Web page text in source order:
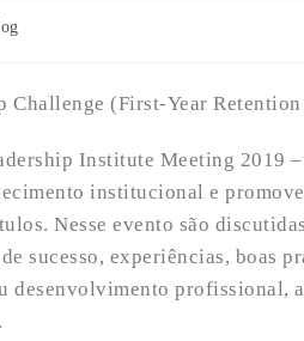
(First-Year
Institute Meeting 2019
institucional e
Nesse evento são
sucesso, experiências, boas
desenvolvimento profissional,